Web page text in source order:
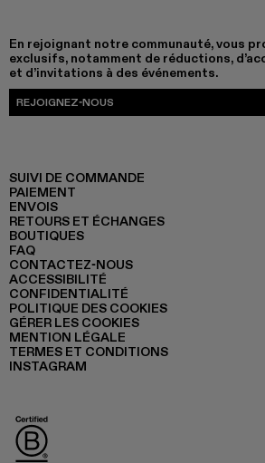
En rejoignant notre communauté, vous
exclusifs, notamment de réductions,
et d’invitations à des événements.
REJOIGNEZ-NOUS
SUIVI DE COMMANDE
PAIEMENT
ENVOIS
RETOURS ET ÉCHANGES
BOUTIQUES
FAQ
CONTACTEZ-NOUS
ACCESSIBILITÉ
CONFIDENTIALITÉ
POLITIQUE DES COOKIES
GÉRER LES COOKIES
MENTION LÉGALE
TERMES ET CONDITIONS
INSTAGRAM